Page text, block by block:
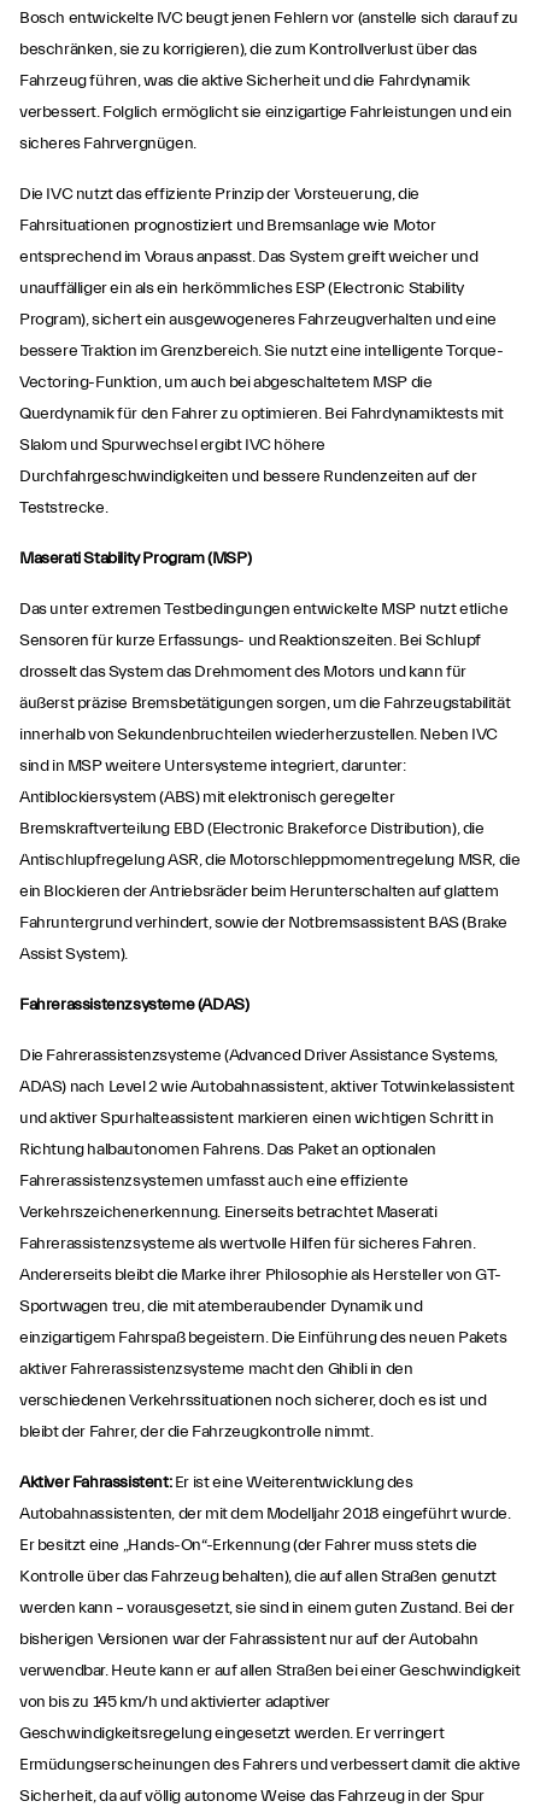
Bosch entwickelte IVC beugt jenen Fehlern vor (anstelle sich darauf zu
beschränken, sie zu korrigieren), die zum Kontrollverlust über das
Fahrzeug führen, was die aktive Sicherheit und die Fahrdynamik
verbessert. Folglich ermöglicht sie einzigartige Fahrleistungen und ein
sicheres Fahrvergnügen.
Die IVC nutzt das effiziente Prinzip der Vorsteuerung, die
Fahrsituationen prognostiziert und Bremsanlage wie Motor
entsprechend im Voraus anpasst. Das System greift weicher und
unauffälliger ein als ein herkömmliches ESP (Electronic Stability
Program), sichert ein ausgewogeneres Fahrzeugverhalten und eine
bessere Traktion im Grenzbereich. Sie nutzt eine intelligente Torque-
Vectoring-Funktion, um auch bei abgeschaltetem MSP die
Querdynamik für den Fahrer zu optimieren. Bei Fahrdynamiktests mit
Slalom und Spurwechsel ergibt IVC höhere
Durchfahrgeschwindigkeiten und bessere Rundenzeiten auf der
Teststrecke.
Maserati Stability Program (MSP)
Das unter extremen Testbedingungen entwickelte MSP nutzt etliche
Sensoren für kurze Erfassungs- und Reaktionszeiten. Bei Schlupf
drosselt das System das Drehmoment des Motors und kann für
äußerst präzise Bremsbetätigungen sorgen, um die Fahrzeugstabilität
innerhalb von Sekundenbruchteilen wiederherzustellen. Neben IVC
sind in MSP weitere Untersysteme integriert, darunter:
Antiblockiersystem (ABS) mit elektronisch geregelter
Bremskraftverteilung EBD (Electronic Brakeforce Distribution), die
Antischlupfregelung ASR, die Motorschleppmomentregelung MSR, die
ein Blockieren der Antriebsräder beim Herunterschalten auf glattem
Fahruntergrund verhindert, sowie der Notbremsassistent BAS (Brake
Assist System).
Fahrerassistenzsysteme (ADAS)
Die Fahrerassistenzsysteme (Advanced Driver Assistance Systems,
ADAS) nach Level 2 wie Autobahnassistent, aktiver Totwinkelassistent
und aktiver Spurhalteassistent markieren einen wichtigen Schritt in
Richtung halbautonomen Fahrens. Das Paket an optionalen
Fahrerassistenzsystemen umfasst auch eine effiziente
Verkehrszeichenerkennung. Einerseits betrachtet Maserati
Fahrerassistenzsysteme als wertvolle Hilfen für sicheres Fahren.
Andererseits bleibt die Marke ihrer Philosophie als Hersteller von GT-
Sportwagen treu, die mit atemberaubender Dynamik und
einzigartigem Fahrspaß begeistern. Die Einführung des neuen Pakets
aktiver Fahrerassistenzsysteme macht den Ghibli in den
verschiedenen Verkehrssituationen noch sicherer, doch es ist und
bleibt der Fahrer, der die Fahrzeugkontrolle nimmt.
Aktiver Fahrassistent:Er ist eine Weiterentwicklung des
Autobahnassistenten, der mit dem Modelljahr 2018 eingeführt wurde.
Er besitzt eine „Hands-On“-Erkennung (der Fahrer muss stets die
Kontrolle über das Fahrzeug behalten), die auf allen Straßen genutzt
werden kann – vorausgesetzt, sie sind in einem guten Zustand. Bei der
bisherigen Versionen war der Fahrassistent nur auf der Autobahn
verwendbar. Heute kann er auf allen Straßen bei einer Geschwindigkeit
von bis zu 145 km/h und aktivierter adaptiver
Geschwindigkeitsregelung eingesetzt werden. Er verringert
Ermüdungserscheinungen des Fahrers und verbessert damit die aktive
Sicherheit, da auf völlig autonome Weise das Fahrzeug in der Spur